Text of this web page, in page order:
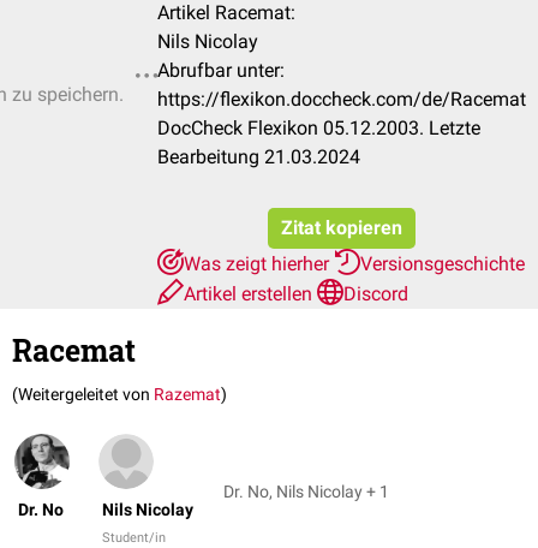
zu speichern.
Artikel Racemat:
Nils Nicolay
Abrufbar unter:
https://flexikon.doccheck.com/de/Racemat
DocCheck Flexikon 05.12.2003. Letzte
Bearbeitung 21.03.2024
Zitat kopieren
Was zeigt hierher
Versionsgeschichte
Artikel erstellen
Discord
Racemat
(Weitergeleitet von Razemat)
Dr. No Nils Nicolay
Student/in
Dr. No, Nils Nicolay + 1